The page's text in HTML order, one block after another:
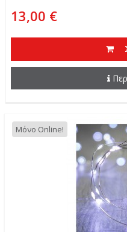
13,00 €
Μόνο Online!